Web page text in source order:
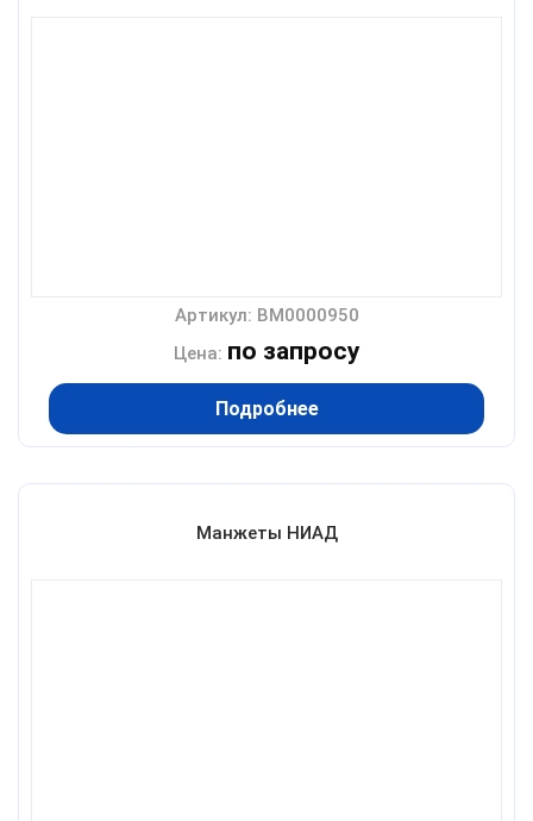
Артикул: BM0000950
Цена: по запросу
Подробнее
Манжеты НИАД